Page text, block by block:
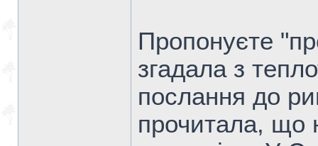
Пропонуєте
згадала з
послання до
прочитала, що